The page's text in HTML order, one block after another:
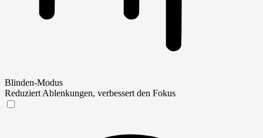
Blinden-Modus
Reduziert Ablenkungen, verbessert den Fokus